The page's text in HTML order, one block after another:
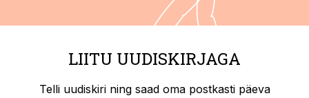
LIITU UUDISKIRJAGA
Telli uudiskiri ning saad oma postkasti päeva